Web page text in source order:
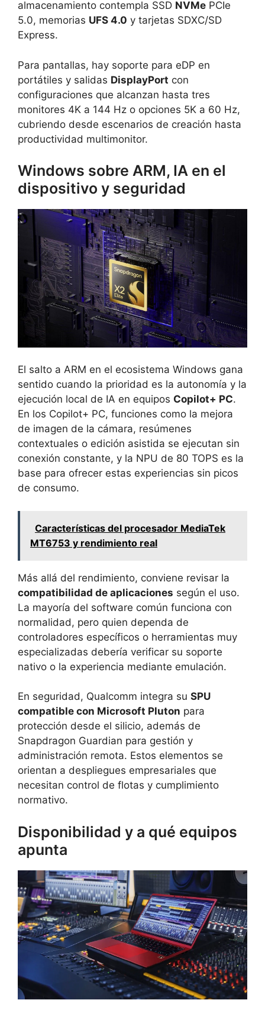
almacenamiento contempla SSD NVMe PCIe
5.0, memorias UFS 4.0 y tarjetas SDXC/SD
Express.
Para pantallas, hay soporte para eDP en
portátiles y salidas DisplayPort con
configuraciones que alcanzan hasta tres
monitores 4K a 144 Hz o opciones 5K a 60 Hz,
cubriendo desde escenarios de creación hasta
productividad multimonitor.
Windows sobre ARM, IA en el
dispositivo y seguridad
El salto a ARM en el ecosistema Windows gana
sentido cuando la prioridad es la autonomía y la
ejecución local de IA en equipos Copilot+ PC.
En los Copilot+ PC, funciones como la mejora
de imagen de la cámara, resúmenes
contextuales o edición asistida se ejecutan sin
conexión constante, y la NPU de 80 TOPS es la
base para ofrecer estas experiencias sin picos
de consumo.
Características del procesador MediaTek
MT6753 y rendimiento real
Más allá del rendimiento, conviene revisar la
compatibilidad de aplicaciones según el uso.
La mayoría del software común funciona con
normalidad, pero quien dependa de
controladores específicos o herramientas muy
especializadas debería verificar su soporte
nativo o la experiencia mediante emulación.
En seguridad, Qualcomm integra su SPU
compatible con Microsoft Pluton para
protección desde el silicio, además de
Snapdragon Guardian para gestión y
administración remota. Estos elementos se
orientan a despliegues empresariales que
necesitan control de flotas y cumplimiento
normativo.
Disponibilidad y a qué equipos
apunta